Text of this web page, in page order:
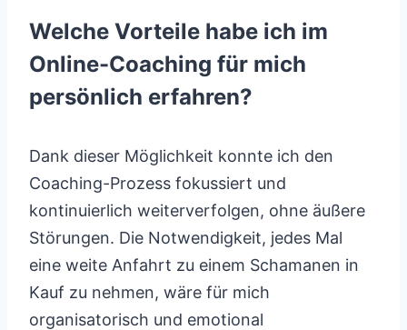
Welche Vorteile habe ich im
Online-Coaching für mich
persönlich erfahren?
Dank dieser Möglichkeit konnte ich den
Coaching-Prozess fokussiert und
kontinuierlich weiterverfolgen, ohne äußere
Störungen. Die Notwendigkeit, jedes Mal
eine weite Anfahrt zu einem Schamanen in
Kauf zu nehmen, wäre für mich
organisatorisch und emotional